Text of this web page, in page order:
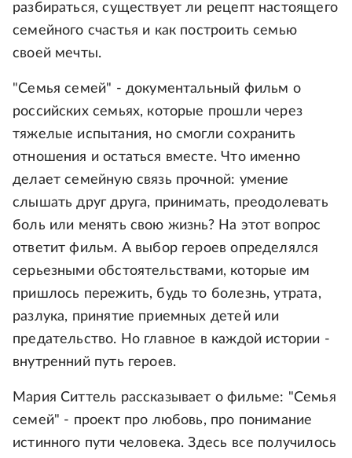
разбираться, существует ли рецепт настоящего
семейного счастья и как построить семью
своей мечты.
"Семья семей" - документальный фильм о
российских семьях, которые прошли через
тяжелые испытания, но смогли сохранить
отношения и остаться вместе. Что именно
делает семейную связь прочной: умение
слышать друг друга, принимать, преодолевать
боль или менять свою жизнь? На этот вопрос
ответит фильм. А выбор героев определялся
серьезными обстоятельствами, которые им
пришлось пережить, будь то болезнь, утрата,
разлука, принятие приемных детей или
предательство. Но главное в каждой истории -
внутренний путь героев.
Мария Ситтель рассказывает о фильме: "Семья
семей" - проект про любовь, про понимание
истинного пути человека. Здесь все получилось